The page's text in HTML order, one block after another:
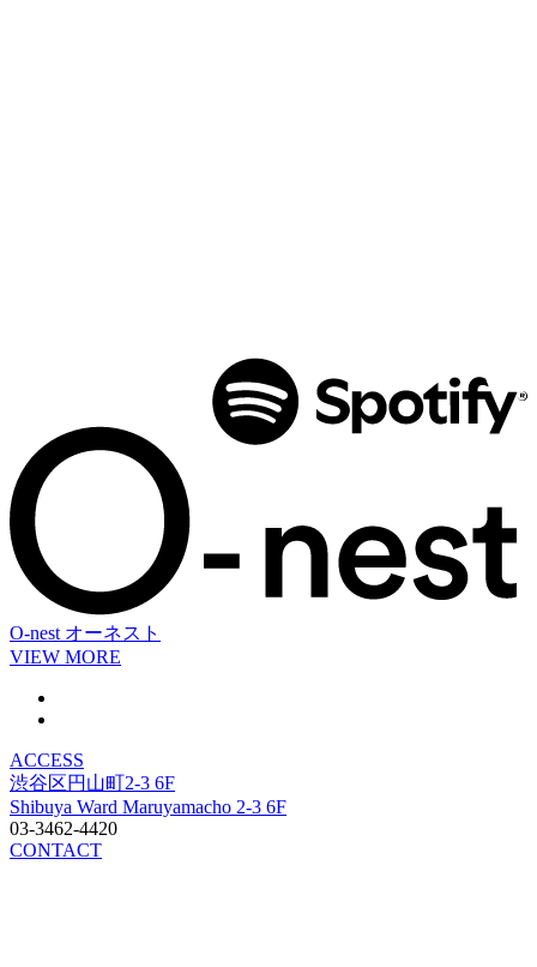
O-nest オーネスト
VIEW MORE
ACCESS
渋谷区円山町2-3 6F
Shibuya Ward Maruyamacho 2-3 6F
03-3462-4420
CONTACT